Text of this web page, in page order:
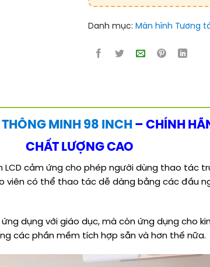
Danh mục: Màn hình Tương
MINH 98 INCH – CHÍNH
CHẤT LƯỢNG CAO
LCD cảm ứng cho phép người dùng thao tác
viên có thể thao tác dễ dàng bằng các đầu
ứng dụng với giáo dục, mà còn ứng dụng cho
các phần mềm tích hợp sẵn và hơn thế nữa.